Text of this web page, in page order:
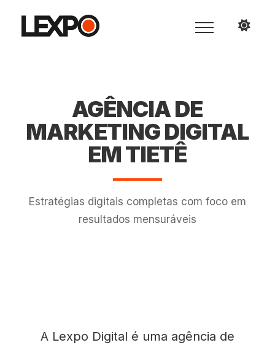
AGÊNCIA DE
MARKETING DIGITAL
EM TIETÊ
Estratégias digitais completas com foco em
resultados mensuráveis
A Lexpo Digital é uma agência de